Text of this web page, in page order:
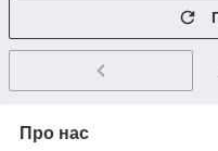
Про нас